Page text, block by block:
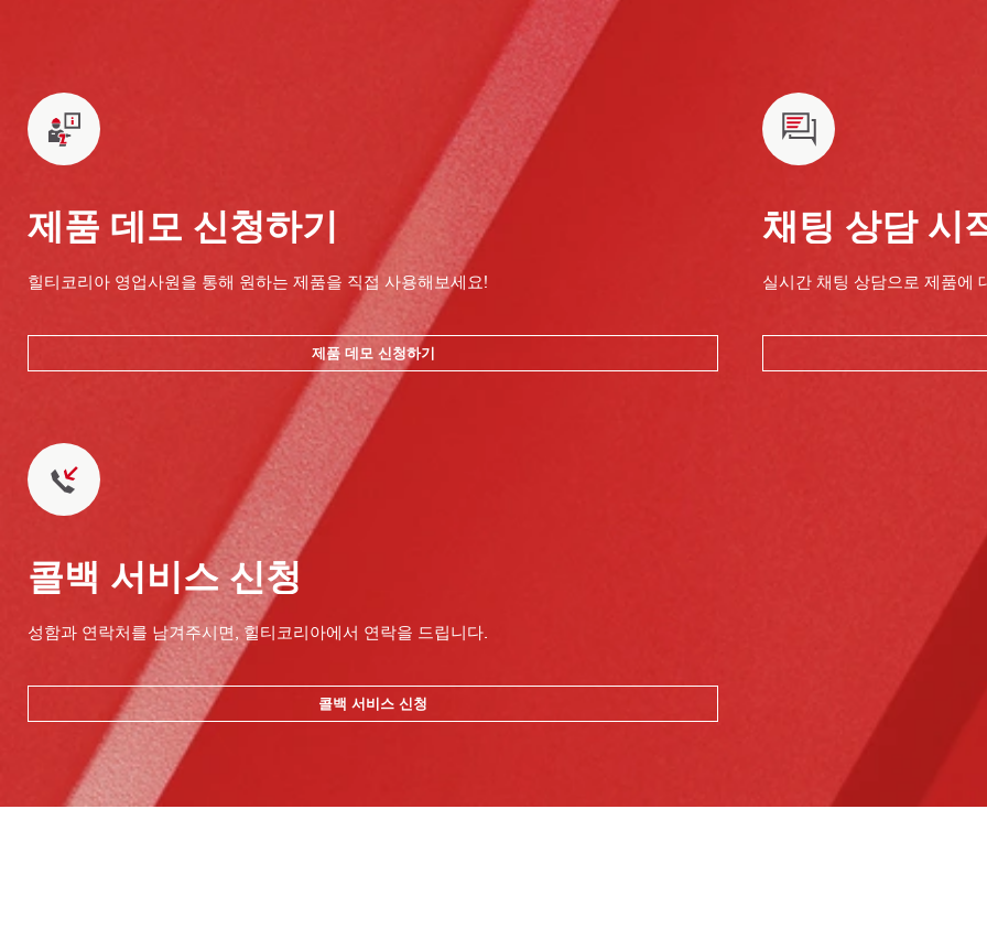
제품 데모 신청하기
힐티코리아 영업사원을 통해 원하는 제품을 직접 사용해보세요!
제품 데모 신청하기
채팅 상담 시
실시간 채팅 상담으로 제품에
콜백 서비스 신청
성함과 연락처를 남겨주시면, 힐티코리아에서 연락을 드립니다.
콜백 서비스 신청